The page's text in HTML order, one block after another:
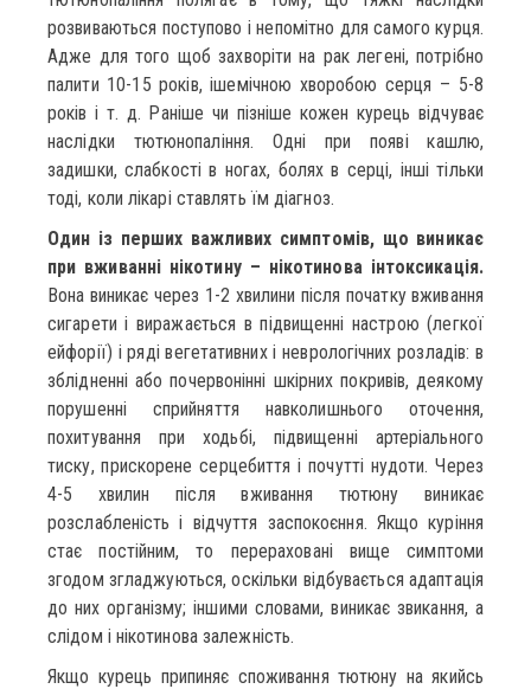
розвиваються поступово і непомітно для самого курця.
Адже для того щоб захворіти на рак легені, потрібно
палити 10-15 років, ішемічною хворобою серця – 5-8
років і т. д. Раніше чи пізніше кожен курець відчуває
наслідки тютюнопаління. Одні при появі кашлю,
задишки, слабкості в ногах, болях в серці, інші тільки
тоді, коли лікарі ставлять їм діагноз.
Один із перших важливих симптомів, що виникає
при вживанні нікотину – нікотинова інтоксикація.
Вона виникає через 1-2 хвилини після початку вживання
сигарети і виражається в підвищенні настрою (легкої
ейфорії) і ряді вегетативних і неврологічних розладів: в
зблідненні або почервонінні шкірних покривів, деякому
порушенні сприйняття навколишнього оточення,
похитування при ходьбі, підвищенні артеріального
тиску, прискорене серцебиття і почутті нудоти. Через
4-5 хвилин після вживання тютюну виникає
розслабленість і відчуття заспокоєння. Якщо куріння
стає постійним, то перераховані вище симптоми
згодом згладжуються, оскільки відбувається адаптація
до них організму; іншими словами, виникає звикання, а
слідом і нікотинова залежність.
Якщо курець припиняє споживання тютюну на якийсь